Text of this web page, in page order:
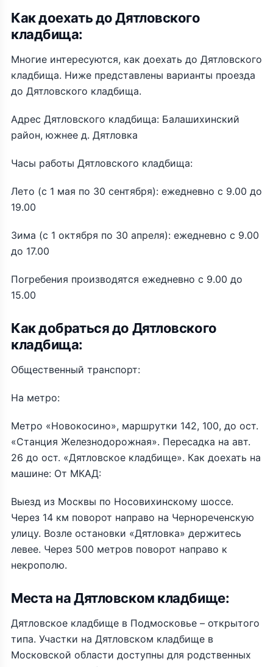
Как доехать до Дятловского
кладбища:
Многие интересуются, как доехать до Дятловского
кладбища. Ниже представлены варианты проезда
до Дятловского кладбища.
Адрес Дятловского кладбища: Балашихинский
район, южнее д. Дятловка
Часы работы Дятловского кладбища:
Лето (с 1 мая по 30 сентября): ежедневно с 9.00 до
19.00
Зима (с 1 октября по 30 апреля): ежедневно с 9.00
до 17.00
Погребения производятся ежедневно с 9.00 до
15.00
Как добраться до Дятловского
кладбища:
Общественный транспорт:
На метро:
Метро «Новокосино», маршрутки 142, 100, до ост.
«Станция Железнодорожная». Пересадка на авт.
26 до ост. «Дятловское кладбище». Как доехать на
машине: От МКАД:
Выезд из Москвы по Носовихинскому шоссе.
Через 14 км поворот направо на Чернореченскую
улицу. Возле остановки «Дятловка» держитесь
левее. Через 500 метров поворот направо к
некрополю.
Места на Дятловском кладбище:
Дятловское кладбище в Подмосковье – открытого
типа. Участки на Дятловском кладбище в
Московской области доступны для родственных